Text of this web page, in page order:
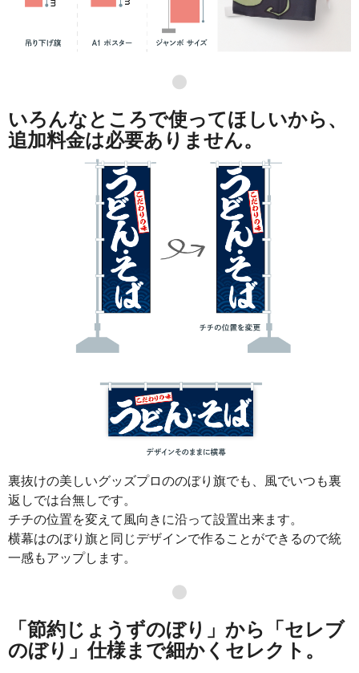
●
いろんなところで使ってほしいから、
追加料金は必要ありません。
裏抜けの美しいグッズプロののぼり旗でも、風でいつも裏
返しでは台無しです。
チチの位置を変えて風向きに沿って設置出来ます。
横幕はのぼり旗と同じデザインで作ることができるので統
一感もアップします。
●
「節約じょうずのぼり」から「セレブ
のぼり」仕様まで細かくセレクト。